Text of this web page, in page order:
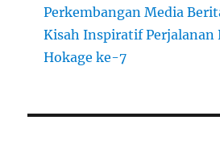
Perkembangan Media
Kisah Inspiratif Perjalanan
Hokage ke-7